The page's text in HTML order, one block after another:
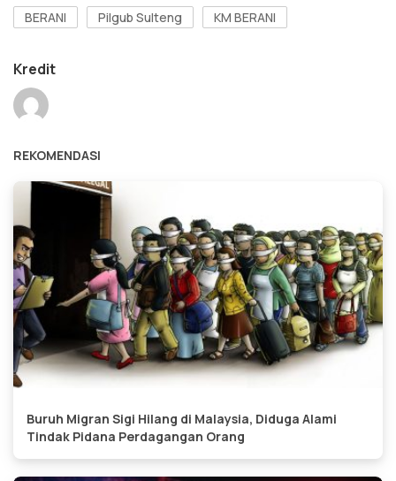
BERANI
Pilgub Sulteng KM BERANI
Kredit
REKOMENDASI
Buruh Migran Sigi Hilang di Malaysia, Diduga Alami
Tindak Pidana Perdagangan Orang